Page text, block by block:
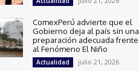
ComexPerú advierte que el
Gobierno deja al país sin una
preparación adecuada frente
al Fenómeno El Niño
Actualidad julio 21, 2026